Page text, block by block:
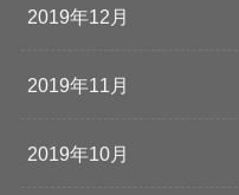
2019年12月
2019年11月
2019年10月